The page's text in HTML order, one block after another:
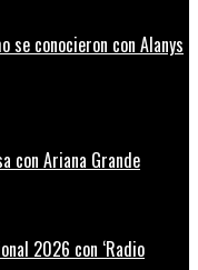
se conocieron con Alanys
con Ariana Grande
2026 con ‘Radio